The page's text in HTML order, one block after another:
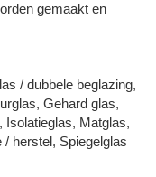
gemaakt en
/ dubbele beglazing,
Gehard glas,
Isolatieglas, Matglas,
herstel, Spiegelglas